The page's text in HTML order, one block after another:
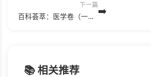
下一篇
百科荟萃：医学卷（一）(1).pdf ➡️
📚 相关推荐